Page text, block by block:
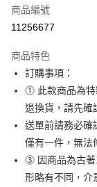
AFTEE先享後付
相關說明
AFTEE先享後付是「
便利好安心！
１．簡單：不需註冊
２．便利：只要手機
３．安心：先確認商
【「AFTEE先享後
１．於結帳方式選擇
結帳頁面，進行簡
３．收到繳費通知簡
ATM付款
運送方式
宅配
每筆NT$190，滿
離島宅配
每筆NT$320，滿
商品編號
11256677
商品特色
訂購事項：
⓵ 此款商品為特
退換貨，請先確
送單前請務必確
僅有一件，無法
⓷ 因商品為古著
形略有不同，介